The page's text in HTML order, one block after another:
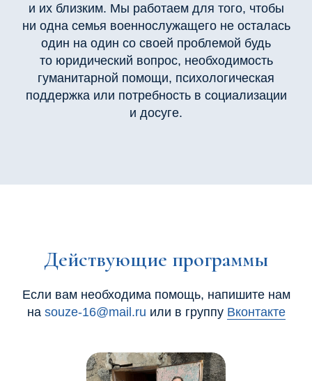
и их близким. Мы работаем для того, чтобы
ни одна семья военнослужащего не осталась
один на один со своей проблемой будь
то юридический вопрос, необходимость
гуманитарной помощи, психологическая
поддержка или потребность в социализации
и досуге.
Действующие программы
Если вам необходима помощь, напишите нам
на souze-16@mail.ru или в группу Вконтакте